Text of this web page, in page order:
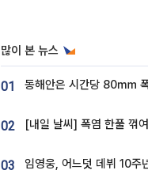
많이 본 뉴스
01
02
03